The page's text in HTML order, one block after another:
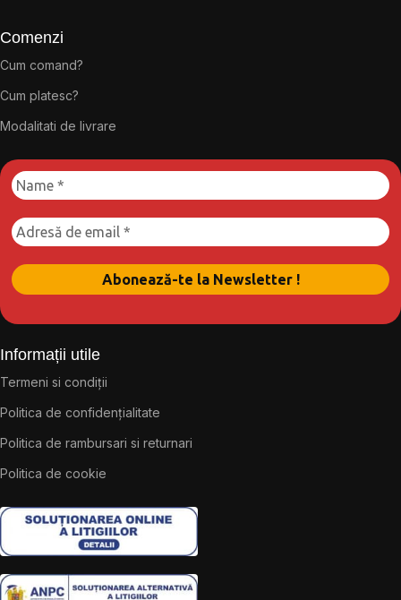
Comenzi
Cum comand?
Cum platesc?
Modalitati de livrare
Informații utile
Termeni si condiții
Politica de confidențialitate
Politica de rambursari si returnari
Politica de cookie